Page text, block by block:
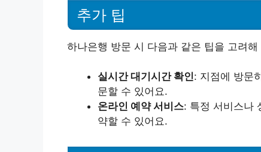
추가 팁
하나은행 방문 시 다음과 같은 팁을 고려해
실시간 대기시간 확인: 지점에 방문
문할 수 있어요.
온라인 예약 서비스: 특정 서비스나
약할 수 있어요.